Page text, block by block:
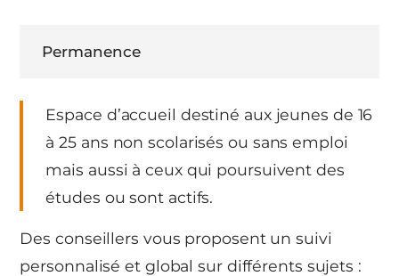
Espace d’accueil destiné aux jeunes de 16
à 25 ans non scolarisés ou sans emploi
mais aussi à ceux qui poursuivent des
études ou sont actifs.
Des conseillers vous proposent un suivi
personnalisé et global sur différents sujets :
Permanence